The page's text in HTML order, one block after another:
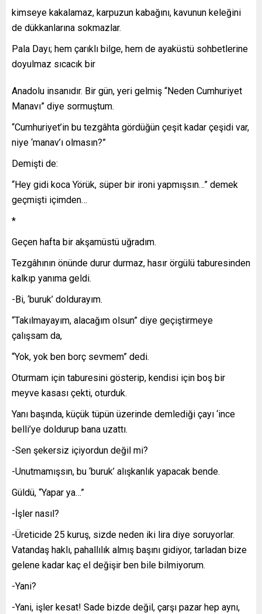
kimseye kakalamaz, karpuzun kabağını, kavunun keleğini
de dükkanlarına sokmazlar.
Pala Dayı; hem çarıklı bilge, hem de ayaküstü sohbetlerine
doyulmaz sıcacık bir
Anadolu insanıdır. Bir gün, yeri gelmiş “Neden Cumhuriyet
Manavı” diye sormuştum.
“Cumhuriyet’in bu tezgâhta gördüğün çeşit kadar çeşidi var,
niye ‘manav’ı olmasın?”
Demişti de:
“Hey gidi koca Yörük, süper bir ironi yapmışsın…” demek
geçmişti içimden…
*
Geçen hafta bir akşamüstü uğradım.
Tezgâhının önünde durur durmaz, hasır örgülü taburesinden
kalkıp yanıma geldi.
-Bi, ‘buruk’ doldurayım.
“Takılmayayım, alacağım olsun” diye geçiştirmeye
çalışsam da,
“Yok, yok ben borç sevmem” dedi.
Oturmam için taburesini gösterip, kendisi için boş bir
meyve kasası çekti, oturduk.
Yanı başında, küçük tüpün üzerinde demlediği çayı ‘ince
belli’ye doldurup bana uzattı.
-Sen şekersiz içiyordun değil mi?
-Unutmamışsın, bu ‘buruk’ alışkanlık yapacak bende.
Güldü, “Yapar ya…”
-İşler nasıl?
-Üreticide 25 kuruş, sizde neden iki lira diye soruyorlar.
Vatandaş haklı, pahallılık almış başını gidiyor, tarladan bize
gelene kadar kaç el değişir ben bile bilmiyorum.
-Yani?
-Yani, işler kesat! Sade bizde değil, çarşı pazar hep aynı,